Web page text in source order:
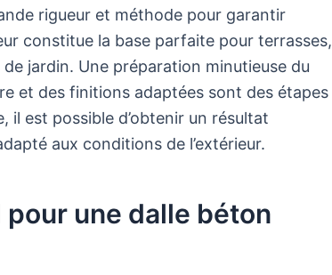
rigueur et méthode pour garantir
constitue la base parfaite pour terrasses,
jardin. Une préparation minutieuse du
et des finitions adaptées sont des étapes
il est possible d’obtenir un résultat
aux conditions de l’extérieur.
une dalle béton